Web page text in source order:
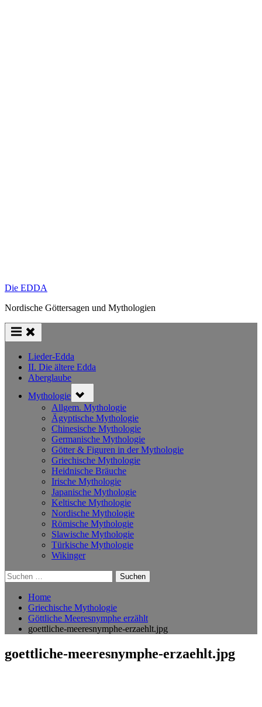
Die EDDA
Nordische Göttersagen und Mythologien
Lieder-Edda
II. Die ältere Edda
Aberglaube
Mythologie sub-
menu
Allgem. Mythologie
Ägyptische Mythologie
Chinesische Mythologie
Germanische Mythologie
Götter & Figuren in der Mythologie
Griechische Mythologie
Heidnische Bräuche
Irische Mythologie
Japanische Mythologie
Keltische Mythologie
Nordische Mythologie
Römische Mythologie
Slawische Mythologie
Türkische Mythologie
Wikinger
Suchen
nach:
Home
Griechische Mythologie
Göttliche Meeresnymphe erzählt
goettliche-meeresnymphe-erzaehlt.jpg
goettliche-meeresnymphe-erzaehlt.jpg